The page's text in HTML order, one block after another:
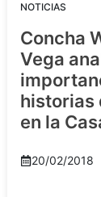
NOTICIAS
Concha
Vega
historias
en la
20/02/2018